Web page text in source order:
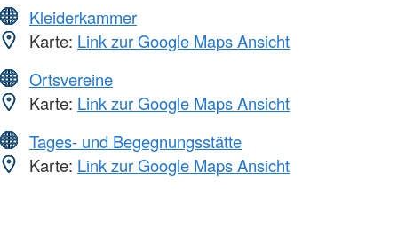
Kleiderkammer
Karte: Link zur Google Maps Ansicht
Ortsvereine
Karte: Link zur Google Maps Ansicht
Tages- und Begegnungsstätte
Karte: Link zur Google Maps Ansicht